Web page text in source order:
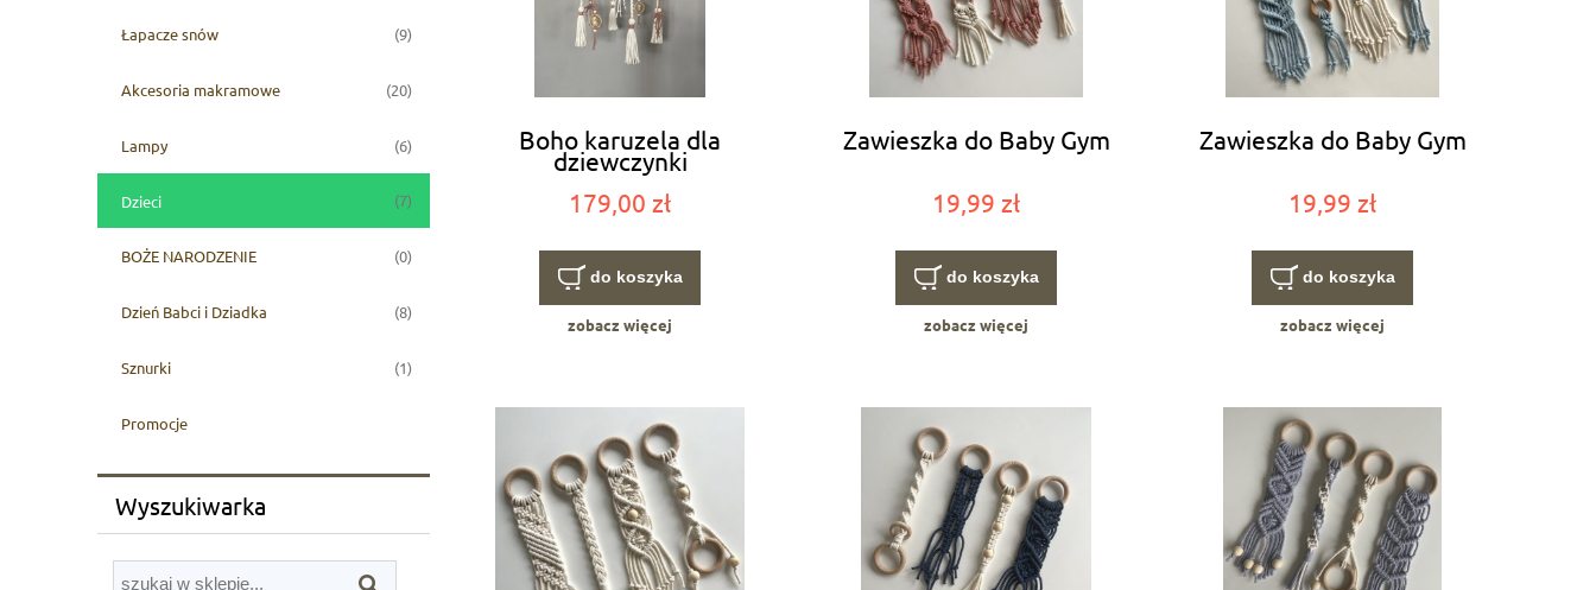
Łapacze snów (9)
Akcesoria makramowe (20)
Lampy (6)
Dzieci (7)
BOŻE NARODZENIE (0)
Dzień Babci i Dziadka (8)
Sznurki (1)
Promocje
Wyszukiwarka
Boho karuzela dla
dziewczynki
179,00 zł
do koszyka
zobacz więcej
Zawieszka do Baby Gym
19,99 zł
do koszyka
zobacz więcej
Zawieszka do Baby Gym
19,99 zł
do koszyka
zobacz więcej